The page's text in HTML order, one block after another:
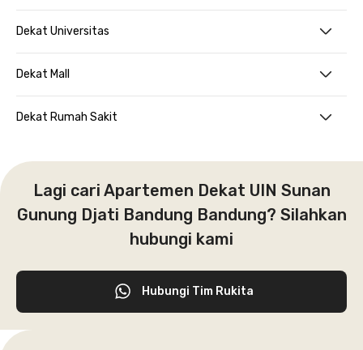
Dekat Universitas
Dekat Mall
Dekat Rumah Sakit
Lagi cari Apartemen Dekat UIN Sunan
Gunung Djati Bandung Bandung? Silahkan
hubungi kami
Hubungi Tim Rukita